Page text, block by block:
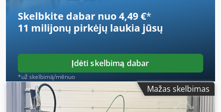
Skelbkite dabar nuo 4,49 €*
11 milijonų pirkėjų laukia jūsų
Įdėti skelbimą dabar
*už skelbimą/mėnuo
Mažas skelbimas